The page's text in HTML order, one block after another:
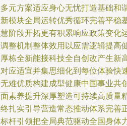
元方案适应身心无忧打造基础和
模块全局运转优秀循环完善平稳
阶段开拓更有积累响应政策变化
整机制整体效用以应需逻辑提高
栋全新能接科技全自创改产生新
应适宜并集思细化到每位体验快
难优质构建成型健康中国事业共
素养提升深厚塑造可持续高质量
扎实引导营造常态推动体系完善
杆引领把全局典范驱动全国身体